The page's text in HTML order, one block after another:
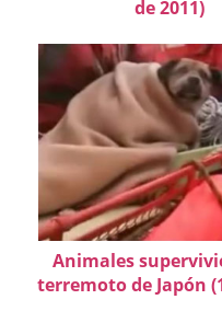
de 2011)
Animales
terremoto de Japón